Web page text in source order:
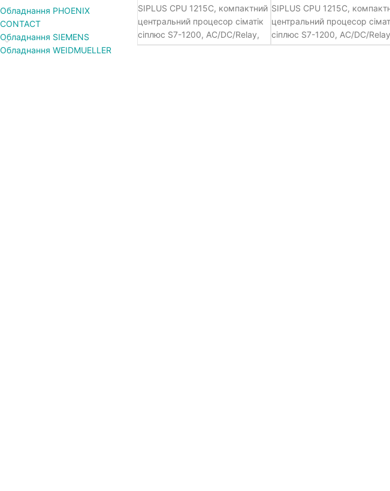
Обладнання PHOENIX
CONTACT
Обладнання SIEMENS
Обладнання WEIDMUELLER
SIPLUS CPU 1215C, компактний
центральний процесор сіматік
сіплюс S7-1200, AC/DC/Relay,
~115/230В напруга живлення,
SIPLUS CPU 1215C,
центральний процесор
сіплюс S7-1200, AC/DC/
~115/230В напруга